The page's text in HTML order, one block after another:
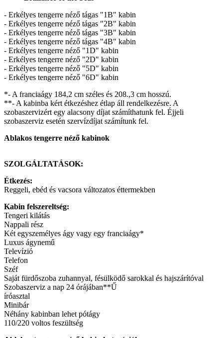
- Erkélyes tengerre néző tágas "1B" kabin
- Erkélyes tengerre néző tágas "2B" kabin
- Erkélyes tengerre néző tágas "3B" kabin
- Erkélyes tengerre néző tágas "4B" kabin
- Erkélyes tengerre néző "1D" kabin
- Erkélyes tengerre néző "2D" kabin
- Erkélyes tengerre néző "5D" kabin
- Erkélyes tengerre néző "6D" kabin
*- A franciaágy 184,2 cm széles és 208.,3 cm hosszú.
**- A kabinba kért étkezéshez étlap áll rendelkezésre. A
szobaszervizért egy alacsony díjat számíthatunk fel. Éjjeli
szobaszerviz esetén szervízdíjat számítunk fel.
Ablakos tengerre néző kabinok
SZOLGÁLTATÁSOK:
Étkezés:
Reggeli, ebéd és vacsora változatos éttermekben
Kabin felszereltség:
Tengeri kilátás
Nappali rész
Két egyszemélyes ágy vagy egy franciaágy*
Luxus ágynemű
Televízió
Telefon
Széf
Saját fürdőszoba zuhannyal, fésülködő sarokkal és hajszárítóval
Szobaszerviz a nap 24 órájában**Ű
íróasztal
Minibár
Néhány kabinban lehet pótágy
110/220 voltos feszültség